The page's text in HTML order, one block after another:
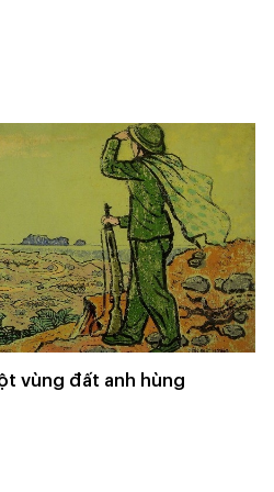
vùng đất anh hùng